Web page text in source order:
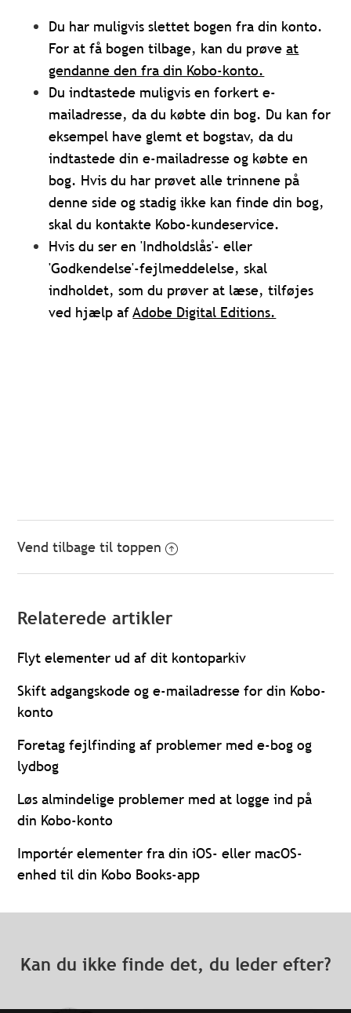
Du har muligvis slettet bogen fra din konto.
For at få bogen tilbage, kan du prøveat
gendanne den fra din Kobo-konto.
Du indtastede muligvis en forkert e-
mailadresse, da du købte din bog. Du kan for
eksempel have glemt et bogstav, da du
indtastede din e-mailadresse og købte en
bog. Hvis du har prøvet alle trinnene på
denne side og stadig ikke kan finde din bog,
skal du kontakte Kobo-kundeservice.
Hvis du ser en 'Indholdslås'- eller
'Godkendelse'-fejlmeddelelse, skal
indholdet, som du prøver at læse, tilføjes
ved hjælp afAdobe Digital Editions.
Vend tilbage til toppen
Relaterede artikler
Flyt elementer ud af dit kontoparkiv
Skift adgangskode og e-mailadresse for din Kobo-
konto
Foretag fejlfinding af problemer med e-bog og
lydbog
Løs almindelige problemer med at logge ind på
din Kobo-konto
Importér elementer fra din iOS- eller macOS-
enhed til din Kobo Books-app
Kan du ikke finde det, du leder efter?